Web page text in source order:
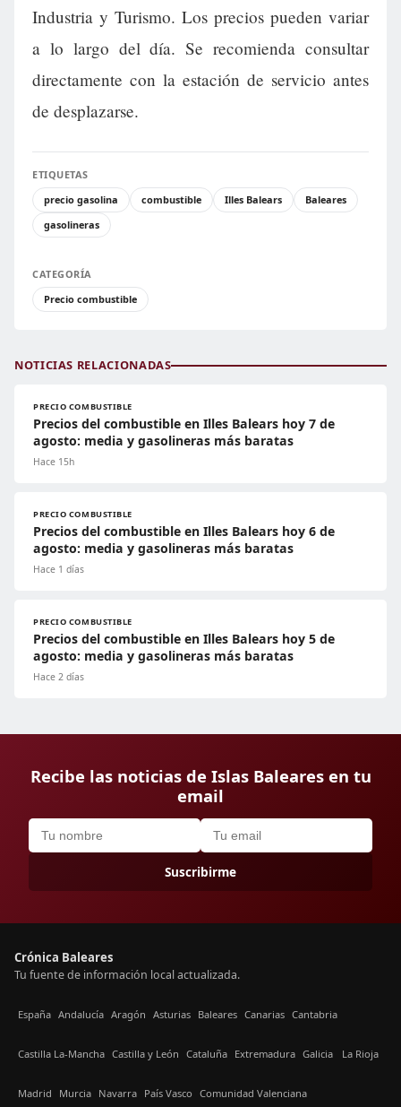
Industria y Turismo. Los precios pueden variar
a lo largo del día. Se recomienda consultar
directamente con la estación de servicio antes
de desplazarse.
ETIQUETAS
precio gasolina
combustible Illes Balears
Baleares
gasolineras
CATEGORÍA
Precio combustible
NOTICIAS RELACIONADAS
PRECIO COMBUSTIBLE
Precios del combustible en Illes Balears hoy 7 de
agosto: media y gasolineras más baratas
Hace 15h
PRECIO COMBUSTIBLE
Precios del combustible en Illes Balears hoy 6 de
agosto: media y gasolineras más baratas
Hace 1 días
PRECIO COMBUSTIBLE
Precios del combustible en Illes Balears hoy 5 de
agosto: media y gasolineras más baratas
Hace 2 días
Recibe las noticias de Islas Baleares en tu
email
Suscribirme
Crónica Baleares
Tu fuente de información local actualizada.
España Andalucía Aragón Asturias Baleares Canarias Cantabria
Castilla La-Mancha Castilla y León Cataluña Extremadura Galicia La Rioja
Madrid Murcia Navarra País Vasco Comunidad Valenciana